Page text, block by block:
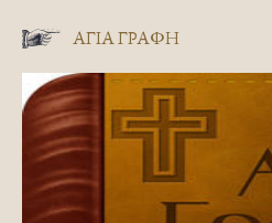
ΑΓΊΑ ΓΡΑΦΉ